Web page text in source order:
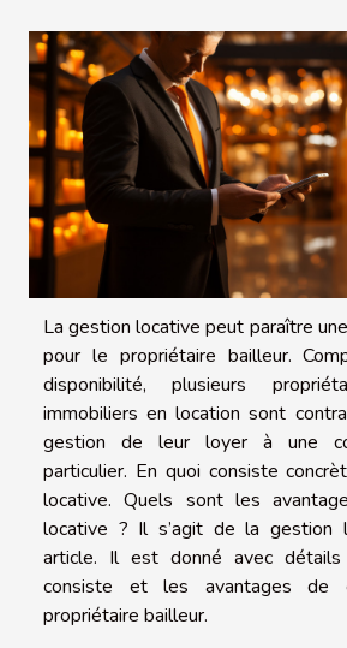
La gestion locative peut paraître
pour le propriétaire bailleur.
disponibilité, plusieurs
immobiliers en location sont
gestion de leur loyer à une
particulier. En quoi consiste
locative. Quels sont les
locative ? Il s’agit de la gestion
article. Il est donné avec
consiste et les avantages de
propriétaire bailleur.